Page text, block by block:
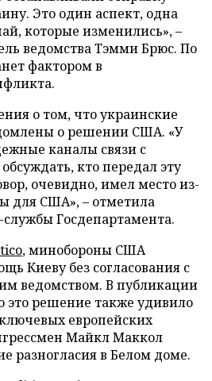
Это один аспект, одна
которые изменились», –
ведомства Тэмми Брюс. По
фактором в
о том, что украинские
о решении США. «У
каналы связи с
кто передал эту
очевидно, имел место из-
для США», – отметила
службы Госдепартамента.
, минобороны США
Киеву без согласования с
ведомством. В публикации
это решение также удивило
европейских
Майкл Маккол
разногласия в Белом доме.